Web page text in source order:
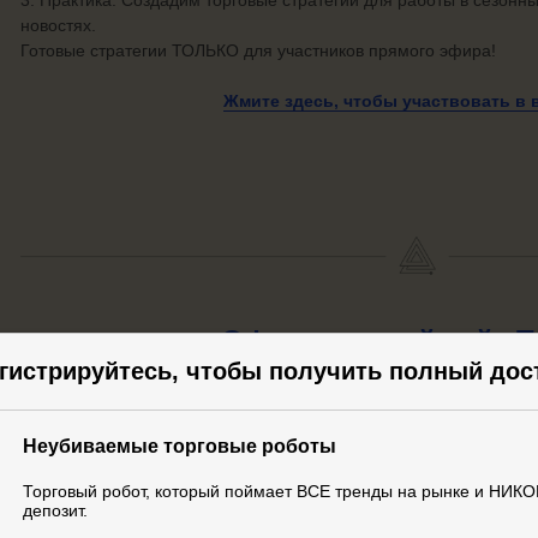
чтобы получить полный
Неубиваемые торговые роботы
Торговый робот, который поймает ВСЕ тренды на рынке и
депозит.
новостях.
Готовые стратегии ТОЛЬКО для участников прямого эфира!
Жмите здесь, чтобы участвовать в
Официальныйсайт
Подробно о конструкторе неубиваемых торговых роботов с
Жмите здесь, чтобы перейти на